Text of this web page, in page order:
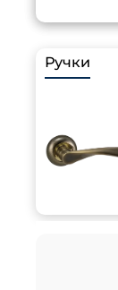
Ручки